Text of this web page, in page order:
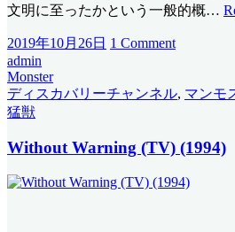
文明に至ったかという一般的概…
2019年10月26日 1 Comment
admin
Monster
ディスカバリーチャンネル, マンモ
猛獣
Without Warning (TV) (1994)